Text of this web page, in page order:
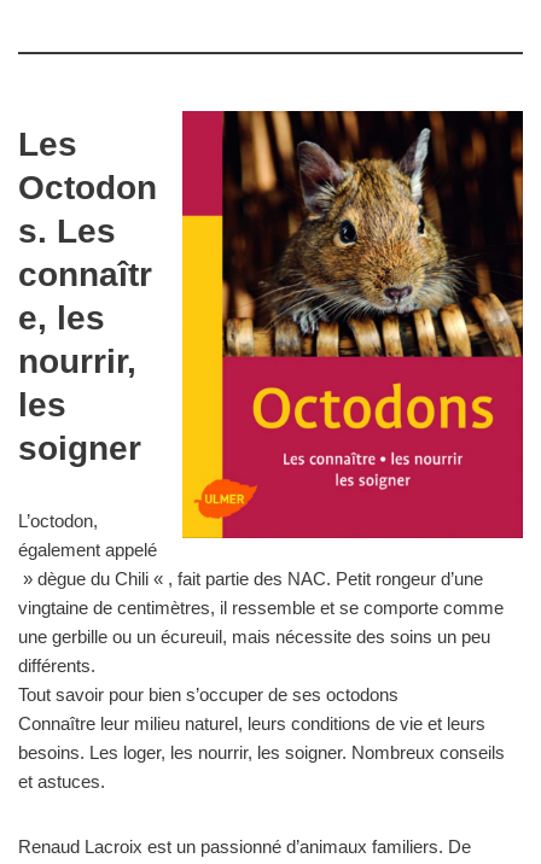
Les
Octodon
s. Les
connaîtr
e, les
nourrir,
les
soigner
L’octodon,
également appelé
» dègue du Chili « , fait partie des NAC. Petit rongeur d’une
vingtaine de centimètres, il ressemble et se comporte comme
une gerbille ou un écureuil, mais nécessite des soins un peu
différents.
Tout savoir pour bien s’occuper de ses octodons
Connaître leur milieu naturel, leurs conditions de vie et leurs
besoins. Les loger, les nourrir, les soigner. Nombreux conseils
et astuces.
Renaud Lacroix est un passionné d’animaux familiers. De